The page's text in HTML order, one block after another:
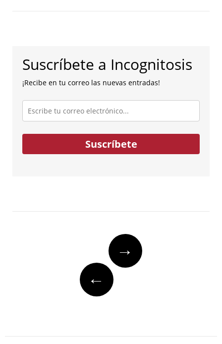
Suscríbete a Incognitosis
¡Recibe en tu correo las nuevas entradas!
Escribe
tu
correo
electrónico...
Suscríbete
→
←